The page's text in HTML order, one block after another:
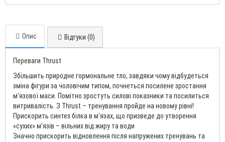
Опис Відгуки (0)
Переваги Thrust
Збільшить природне гормональне тло, завдяки чому відбудеться
зміна фігури за чоловічим типом, почнеться посилене зростання
м'язової маси. Помітно зростуть силові показники та посилиться
витривалість. З Thrust – тренування пройде на новому рівні!
Прискорить синтез білка в м'язах, що призведе до утворення
«сухих» м'язів – вільних від жиру та води
Значно прискорить відновлення після напружених тренувань та